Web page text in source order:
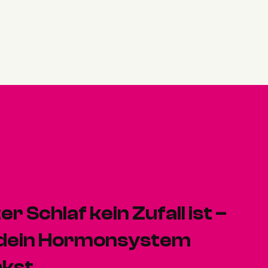
Schlaf kein Zufall ist –
Hormonsystem